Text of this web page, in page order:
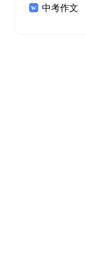
中考作文